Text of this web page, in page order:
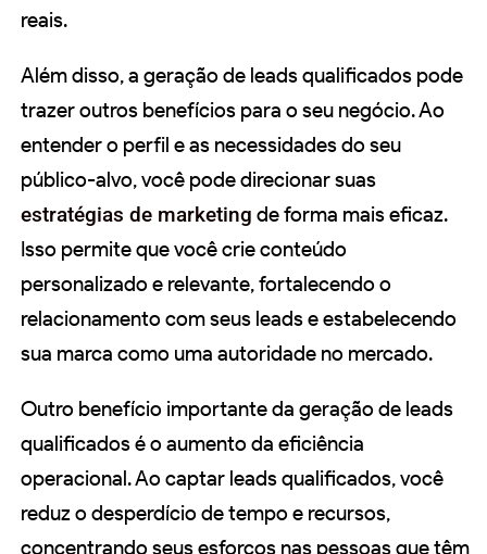
reais.
Além disso, a geração de leads qualificados pode
trazer outros benefícios para o seu negócio. Ao
entender o perfil e as necessidades do seu
público-alvo, você pode direcionar suas
estratégias de marketing de forma mais eficaz.
Isso permite que você crie conteúdo
personalizado e relevante, fortalecendo o
relacionamento com seus leads e estabelecendo
sua marca como uma autoridade no mercado.
Outro benefício importante da geração de leads
qualificados é o aumento da eficiência
operacional. Ao captar leads qualificados, você
reduz o desperdício de tempo e recursos,
concentrando seus esforços nas pessoas que têm